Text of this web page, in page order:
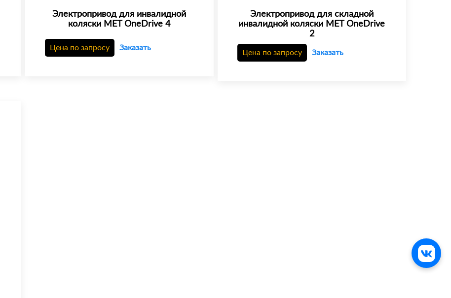
Электропривод для инвалидной
коляски MET OneDrive 4
Цена по запросу Заказать
Электропривод для складной
инвалидной коляски MET OneDrive
2
Цена по запросу Заказать